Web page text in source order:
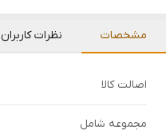
مشخصات نظرات کاربران
اصالت کالا
مجموعه شامل